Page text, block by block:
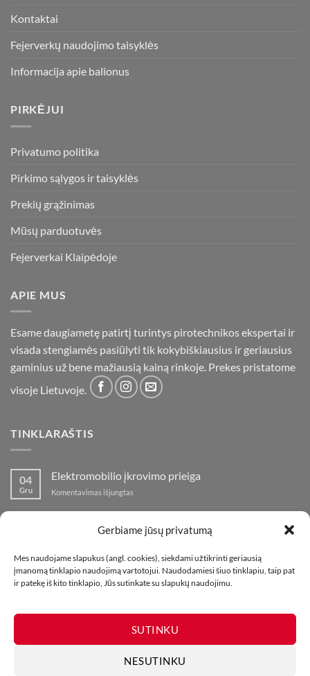
Gerbiame jūsų privatumą
Mes naudojame slapukus (angl. cookies), siekdami užtikrinti geriausią
įmanomą tinklapio naudojimą vartotojui. Naudodamiesi šiuo tinklapiu, taip pat
ir patekę iš kito tinklapio, Jūs sutinkate su slapukų naudojimu.
SUTINKU
NESUTINKU
Kontaktai
Fejerverkų naudojimo taisyklės
Informacija apie balionus
PIRKĖJUI
Privatumo politika
Pirkimo sąlygos ir taisyklės
Prekių grąžinimas
Mūsų parduotuvės
Fejerverkai Klaipėdoje
APIE MUS
Esame daugiametę patirtį turintys pirotechnikos ekspertai ir
visada stengiamės pasiūlyti tik kokybiškiausius ir geriausius
gaminius už bene mažiausią kainą rinkoje. Prekes pristatome
visoje Lietuvoje.
TINKLARAŠTIS
04
Gru
Elektromobilio įkrovimo prieiga
Komentavimas išjungtas
prieiga
Komentavimas išjungtasįraše
fejerverkų
parduotuvė
Klaipedoje!
01
Lap
Kaip fotografuoti fejerverkus
Komentavimas išjungtasįraše
fejerverkus